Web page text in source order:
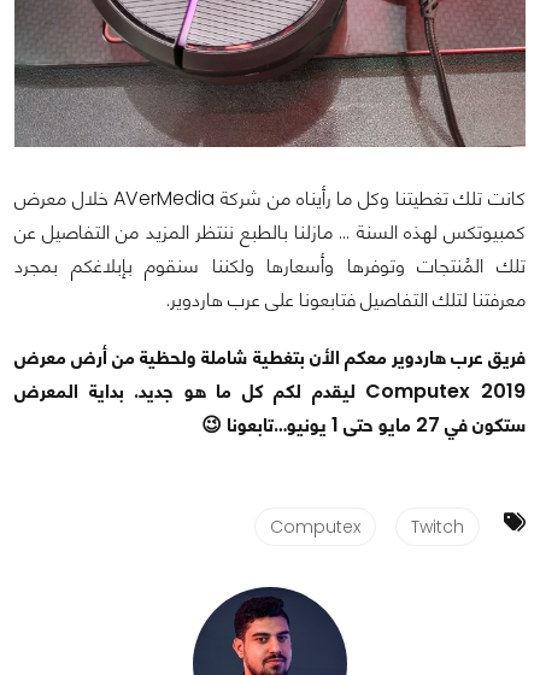
كانت تلك تغطيتنا وكل ما رأيناه من شركة AVerMedia خلال معرض
كمبيوتكس لهذه السنة ... مازلنا بالطبع ننتظر المزيد من التفاصيل عن
تلك المُنتجات وتوفرها وأسعارها ولكننا سنقوم بإبلاغكم بمجرد
معرفتنا لتلك التفاصيل فتابعونا على عرب هاردوير.
فريق عرب هاردوير معكم الأن بتغطية شاملة ولحظية من أرض معرض
Computex 2019 ليقدم لكم كل ما هو جديد. بداية المعرض
ستكون في 27 مايو حتى 1 يونيو…تابعونا 😉
Twitch
Computex